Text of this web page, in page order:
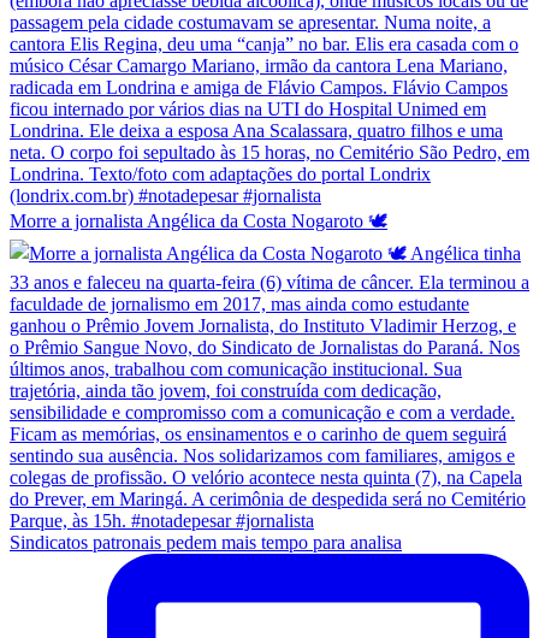
Morre a jornalista Angélica da Costa Nogaroto 🕊️
Sindicatos patronais pedem mais tempo para analisa